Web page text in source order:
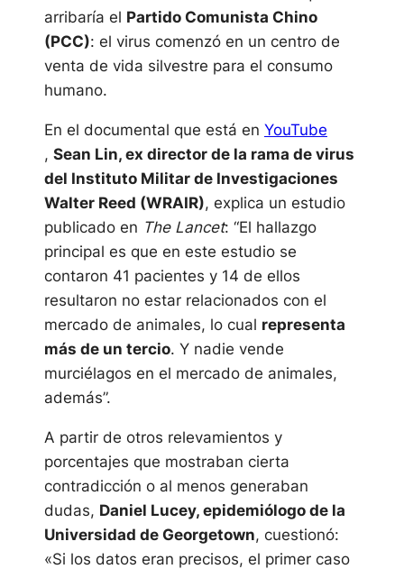
arribaría el Partido Comunista Chino
(PCC): el virus comenzó en un centro de
venta de vida silvestre para el consumo
humano.
En el documental que está en YouTube
, Sean Lin, ex director de la rama de virus
del Instituto Militar de Investigaciones
Walter Reed (WRAIR), explica un estudio
publicado en The Lancet: “El hallazgo
principal es que en este estudio se
contaron 41 pacientes y 14 de ellos
resultaron no estar relacionados con el
mercado de animales, lo cual representa
más de un tercio. Y nadie vende
murciélagos en el mercado de animales,
además”.
A partir de otros relevamientos y
porcentajes que mostraban cierta
contradicción o al menos generaban
dudas, Daniel Lucey, epidemiólogo de la
Universidad de Georgetown, cuestionó:
«Si los datos eran precisos, el primer caso